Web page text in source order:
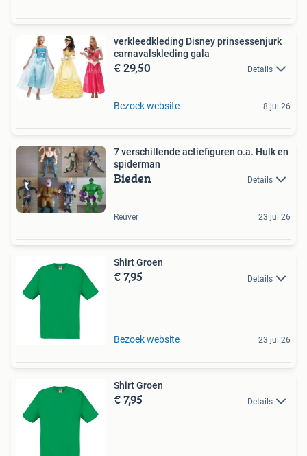
verkleedkleding Disney prinsessenjurk
carnavalskleding gala
€ 29,50 Details
Bezoek website 8 jul 26
7 verschillende actiefiguren o.a. Hulk en
spiderman
Bieden Details
Reuver 23 jul 26
Shirt Groen
€ 7,95 Details
Bezoek website 23 jul 26
Shirt Groen
€ 7,95 Details